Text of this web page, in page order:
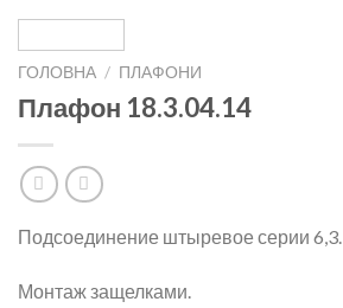
ГОЛОВНА / ПЛАФОНИ
Плафон 18.3.04.14
Подсоединение штыревое серии 6,3.
Монтаж защелками.